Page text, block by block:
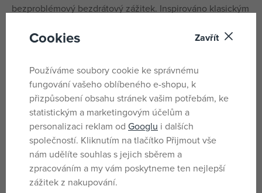
bezproblémový bezdrátový zážitek. Inspirováno klasickým
rozsvítí se
přeskočit/přehrát/pozastavit skladbu, přijmout/odmítnout
telefonní hovor nebo aktivovat hlasového asistenta.
Pohodlné nošení Součástí balení jsou přídavné nástavce
do uší, které si můžete přizpůsobit podle sebe a zabránit
tak vyklouznutí sluchátek z ušního kanálku.
Automatické párováníPo spárování se sluchátka
automaticky spárují pro další použití.
Cookies Zavřít
Používáme soubory cookie ke správnému
fungování vašeho oblíbeného e-shopu, k
přizpůsobení obsahu stránek vašim potřebám, ke
statistickým a marketingovým účelům a
personalizaci reklam od Googlu i dalších
společností. Kliknutím na tlačítko Přijmout vše
nám udělíte souhlas s jejich sběrem a
zpracováním a my vám poskytneme ten nejlepší
zážitek z nakupování.